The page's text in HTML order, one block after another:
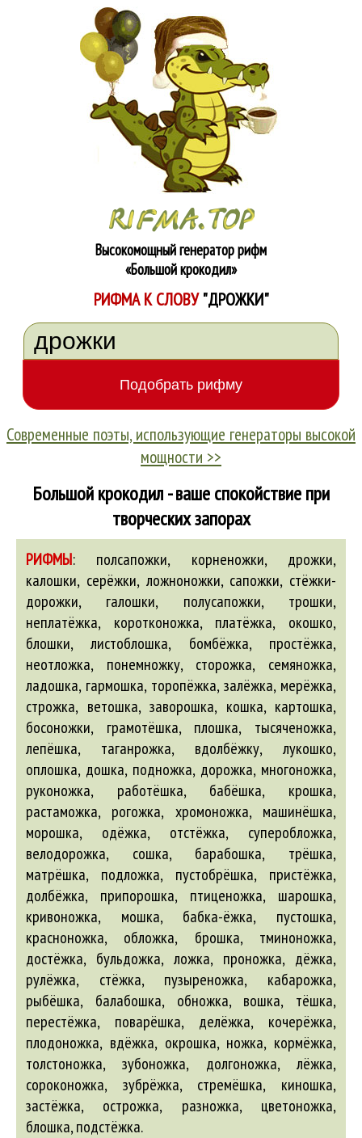
Высокомощный генератор рифм
«Большой крокодил»
РИФМА К СЛОВУ"ДРОЖКИ"
Современные поэты, использующие генераторы высокой
мощности >>
Большой крокодил - ваше спокойствие при
творческих запорах
РИФМЫ: полсапожки, корненожки, дрожки,
калошки, серёжки, ложноножки, сапожки, стёжки-
дорожки, галошки, полусапожки, трошки,
неплатёжка, коротконожка, платёжка, окошко,
блошки, листоблошка, бомбёжка, простёжка,
неотложка, понемножку, сторожка, семяножка,
ладошка, гармошка, торопёжка, залёжка, мерёжка,
строжка, ветошка, заворошка, кошка, картошка,
босоножки, грамотёшка, плошка, тысяченожка,
лепёшка, таганрожка, вдолбёжку, лукошко,
оплошка, дошка, подножка, дорожка, многоножка,
руконожка, работёшка, бабёшка, крошка,
растаможка, рогожка, хромоножка, машинёшка,
морошка, одёжка, отстёжка, суперобложка,
велодорожка, сошка, барабошка, трёшка,
матрёшка, подложка, пустобрёшка, пристёжка,
долбёжка, припорошка, птиценожка, шарошка,
кривоножка, мошка, бабка-ёжка, пустошка,
красноножка, обложка, брошка, тминоножка,
достёжка, бульдожка, ложка, проножка, дёжка,
рулёжка, стёжка, пузыреножка, кабарожка,
рыбёшка, балабошка, обножка, вошка, тёшка,
перестёжка, поварёшка, делёжка, кочерёжка,
плодоножка, вдёжка, окрошка, ножка, кормёжка,
толстоножка, зубоножка, долгоножка, лёжка,
сороконожка, зубрёжка, стремёшка, киношка,
застёжка, острожка, разножка, цветоножка,
блошка, подстёжка.